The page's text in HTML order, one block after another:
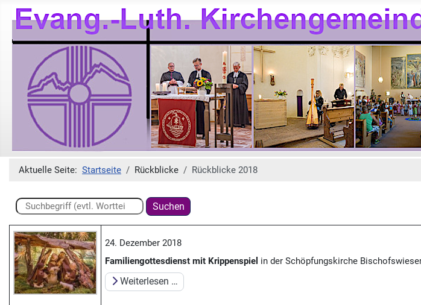
Aktuelle Seite: Startseite Rückblicke Rückblicke 2018
Suchen ...
Suchen
24. Dezember 2018
Familiengottesdienst mit Krippenspiel in der Schöpfungskirche
Weiterlesen …